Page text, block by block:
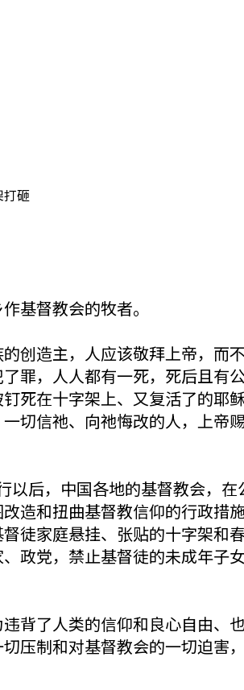
砸
基督教会的牧者。
创造主，人应该敬拜上帝，而
罪，人人都有一死，死后且有公
死在十字架上、又复活了的耶
切信祂、向祂悔改的人，上帝
以后，中国各地的基督教会，在
造和扭曲基督教信仰的行政措
徒家庭悬挂、张贴的十字架和
政党，禁止基督徒的未成年子
背了人类的信仰和良心自由、
压制和对基督教会的一切迫害